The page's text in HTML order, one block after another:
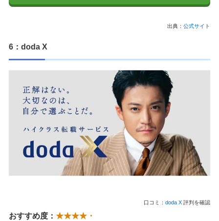
出典： 公式サイト
6：doda X
口コミ： doda X 評判を確認
おすすめ度： ★★★★・